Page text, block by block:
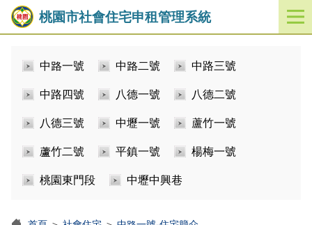
桃園市社會住宅申租管理系統
開
啟
中路一號 中路二號 中路三號
中路四號 八德一號 八德二號
八德三號 中壢一號 蘆竹一號
蘆竹二號 平鎮一號 楊梅一號
桃園東門段 中壢中興巷